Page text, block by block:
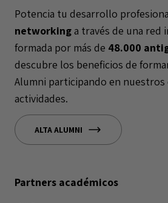
Potencia tu desarrollo
networkinga través de una red
formada por más de 48.000
descubre los beneficios de
Alumni participando en nuestros
actividades.
ALTA ALUMNI
Partners académicos